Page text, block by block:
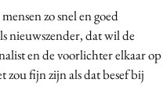
zo snel en goed
nieuwszender, dat wil de
en de voorlichter elkaar op
fijn zijn als dat besef bij